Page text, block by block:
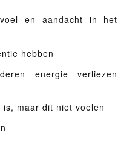
en aandacht in het
hebben
energie verliezen
maar dit niet voelen